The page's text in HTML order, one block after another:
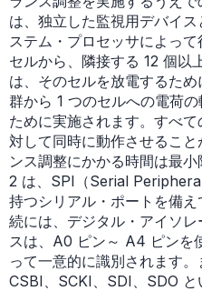
は、独立した監視用デバイ
ステム・プロセッサによっ
セルから、隣接する 12 個以
は、そのセルを放電するた
群から 1 つのセルへの電荷
ために実施されます。すべ
対して同時に動作させるこ
ンス調整にかかる時間は最
2 は、SPI（Serial
持つシリアル・ポートを備
続には、デジタル・アイソ
スは、A0 ピン～ A4 ピンを
って一意的に識別されます。
CSBI、SCKI、SDI、SDO